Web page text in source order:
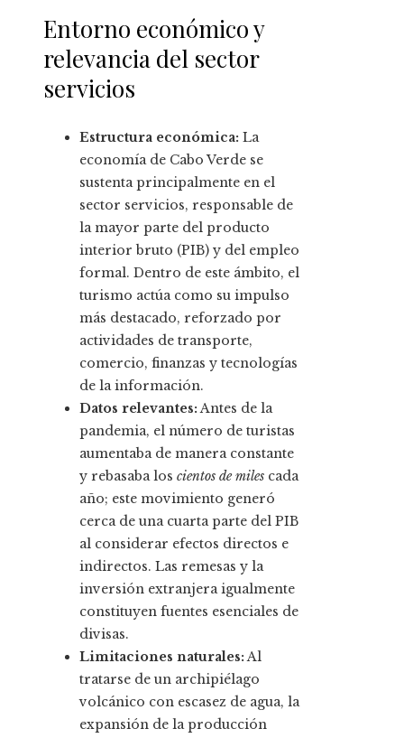
Entorno económico y
relevancia del sector
servicios
Estructura económica: La
economía de Cabo Verde se
sustenta principalmente en el
sector servicios, responsable de
la mayor parte del producto
interior bruto (PIB) y del empleo
formal. Dentro de este ámbito, el
turismo actúa como su impulso
más destacado, reforzado por
actividades de transporte,
comercio, finanzas y tecnologías
de la información.
Datos relevantes:Antes de la
pandemia, el número de turistas
aumentaba de manera constante
y rebasaba los cientos de miles cada
año; este movimiento generó
cerca de una cuarta parte del PIB
al considerar efectos directos e
indirectos. Las remesas y la
inversión extranjera igualmente
constituyen fuentes esenciales de
divisas.
Limitaciones naturales:Al
tratarse de un archipiélago
volcánico con escasez de agua, la
expansión de la producción